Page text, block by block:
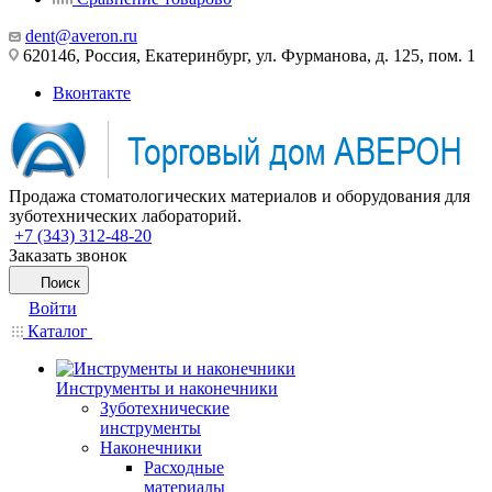
dent@averon.ru
620146, Россия, Екатеринбург, ул. Фурманова, д. 125, пом. 1
Вконтакте
Продажа стоматологических материалов и оборудования для
зуботехнических лабораторий.
+7 (343) 312-48-20
Заказать звонок
Поиск
Войти
Каталог
Инструменты и наконечники
Зуботехнические
инструменты
Наконечники
Расходные
материалы